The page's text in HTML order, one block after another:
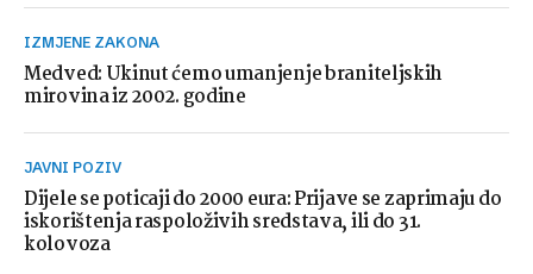
IZMJENE ZAKONA
Medved: Ukinut ćemo umanjenje braniteljskih
mirovina iz 2002. godine
JAVNI POZIV
Dijele se poticaji do 2000 eura: Prijave se zaprimaju do
iskorištenja raspoloživih sredstava, ili do 31.
kolovoza